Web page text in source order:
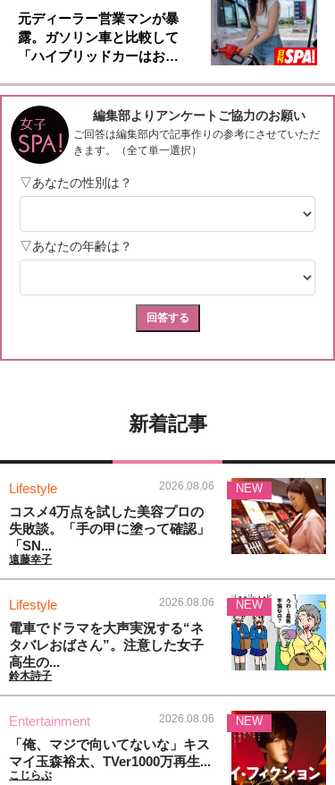
元ディーラー営業マンが暴
露。ガソリン車と比較して
「ハイブリッドカーはお…
新着記事
Lifestyle 2026.08.06
コスメ4万点を試した美容プロの
失敗談。「手の甲に塗って確認」
「SN...
遠藤幸子
NEW
Lifestyle 2026.08.06
電車でドラマを大声実況する“ネ
タバレおばさん”。注意した女子
高生の...
鈴木詩子
NEW
Entertainment 2026.08.06
「俺、マジで向いてないな」キス
マイ玉森裕太、TVer1000万再生...
こじらぶ
NEW